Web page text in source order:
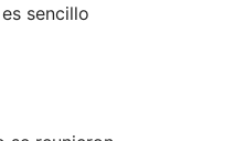
sencillo